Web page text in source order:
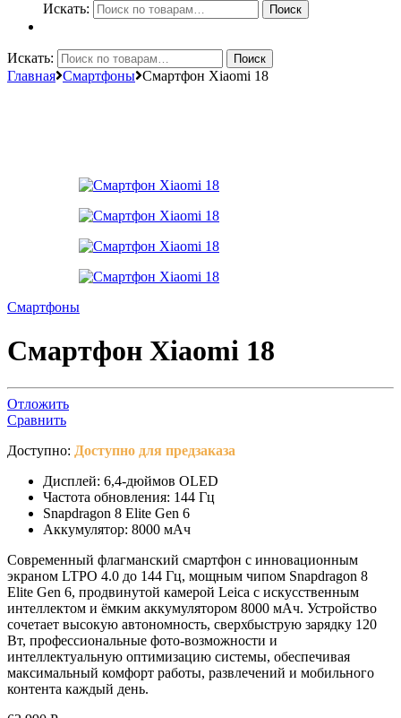
Искать:
Поиск
Искать: Поиск
Главная Смартфоны Смартфон Xiaomi 18
Смартфоны
Смартфон Xiaomi 18
Отложить
Сравнить
Доступно: Доступно для предзаказа
Дисплей: 6,4-дюймов OLED
Частота обновления: 144 Гц
Snapdragon 8 Elite Gen 6
Аккумулятор: 8000 мАч
Современный флагманский смартфон с инновационным
экраном LTPO 4.0 до 144 Гц, мощным чипом Snapdragon 8
Elite Gen 6, продвинутой камерой Leica с искусственным
интеллектом и ёмким аккумулятором 8000 мАч. Устройство
сочетает высокую автономность, сверхбыструю зарядку 120
Вт, профессиональные фото-возможности и
интеллектуальную оптимизацию системы, обеспечивая
максимальный комфорт работы, развлечений и мобильного
контента каждый день.